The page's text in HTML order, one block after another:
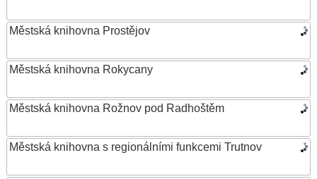
Městská knihovna Prostějov
Městská knihovna Rokycany
Městská knihovna Rožnov pod Radhoštěm
Městská knihovna s regionálními funkcemi Trutnov